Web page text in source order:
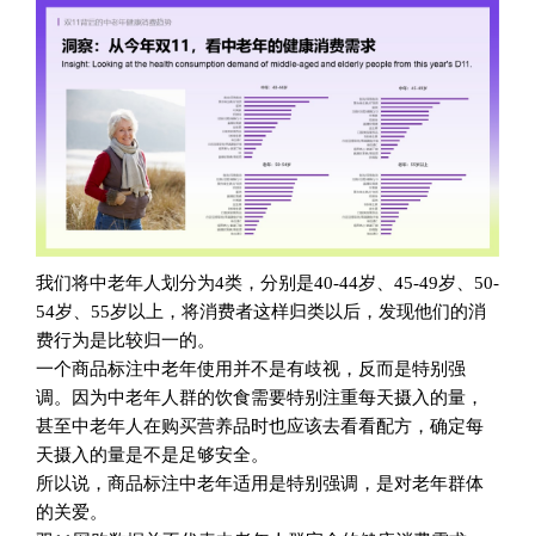
我们将中老年人划分为4类，分别是40-44岁、45-49岁、50-
54岁、55岁以上，将消费者这样归类以后，发现他们的消
费行为是比较归一的。
一个商品标注中老年使用并不是有歧视，反而是特别强
调。因为中老年人群的饮食需要特别注重每天摄入的量，
甚至中老年人在购买营养品时也应该去看看配方，确定每
天摄入的量是不是足够安全。
所以说，商品标注中老年适用是特别强调，是对老年群体
的关爱。